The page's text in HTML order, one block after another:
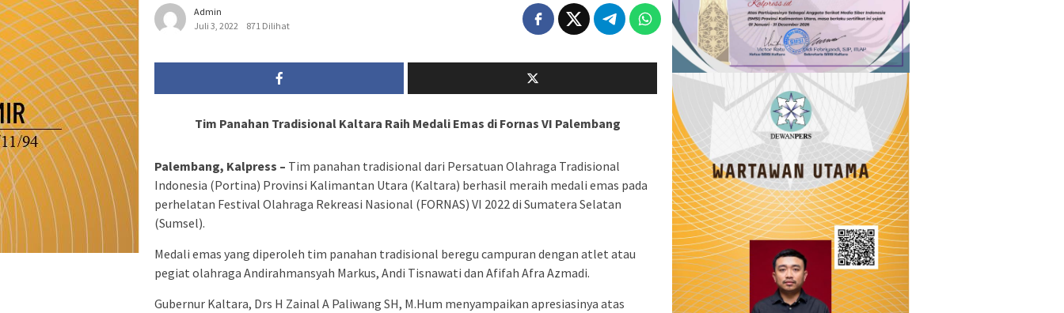
Admin
Juli 3, 2022
871 Dilihat
Tim Panahan Tradisional Kaltara Raih Medali Emas di Fornas VI Palembang
Palembang, Kalpress – Tim panahan tradisional dari Persatuan Olahraga Tradisional
Indonesia (Portina) Provinsi Kalimantan Utara (Kaltara) berhasil meraih medali emas pada
perhelatan Festival Olahraga Rekreasi Nasional (FORNAS) VI 2022 di Sumatera Selatan
(Sumsel).
Medali emas yang diperoleh tim panahan tradisional beregu campuran dengan atlet atau
pegiat olahraga Andirahmansyah Markus, Andi Tisnawati dan Afifah Afra Azmadi.
Gubernur Kaltara, Drs H Zainal A Paliwang SH, M.Hum menyampaikan apresiasinya atas